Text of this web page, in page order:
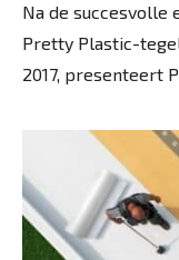
Na de succesvolle
Pretty Plastic-
2017, presenteert